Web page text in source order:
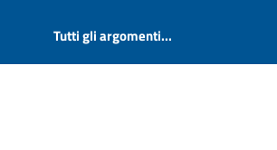
Tutti gli argomenti...